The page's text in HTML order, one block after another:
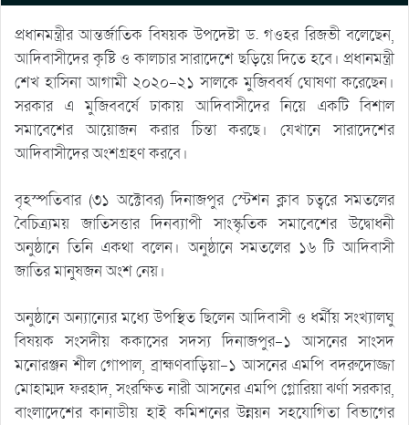
প্রধানমন্ত্রীর আন্তর্জাতিক বিষয়ক উপদেষ্টা ড. গওহর রিজভী বলেছেন,
আদিবাসীদের কৃষ্টি ও কালচার সারাদেশে ছড়িয়ে দিতে হবে। প্রধানমন্ত্রী
শেখ হাসিনা আগামী ২০২০-২১ সালকে মুজিববর্ষ ঘোষণা করেছেন।
সরকার এ মুজিববর্ষে ঢাকায় আদিবাসীদের নিয়ে একটি বিশাল
সমাবেশের আয়োজন করার চিন্তা করছে। যেখানে সারাদেশের
আদিবাসীদের অংশগ্রহণ করবে।
বৃহস্পতিবার (৩১ অক্টোবর) দিনাজপুর স্টেশন ক্লাব চত্বরে সমতলের
বৈচিত্র্যময় জাতিসত্তার দিনব্যাপী সাংস্কৃতিক সমাবেশের উদ্বোধনী
অনুষ্ঠানে তিনি একথা বলেন। অনুষ্ঠানে সমতলের ১৬ টি আদিবাসী
জাতির মানুষজন অংশ নেয়।
অনুষ্ঠানে অন্যান্যের মধ্যে উপস্থিত ছিলেন আদিবাসী ও ধর্মীয় সংখ্যালঘু
বিষয়ক সংসদীয় ককাসের সদস্য দিনাজপুর-১ আসনের সাংসদ
মনোরঞ্জন শীল গোপাল, ব্রাহ্মণবাড়িয়া-১ আসনের এমপি বদরুদোজ্জা
মোহাম্মদ ফরহাদ, সংরক্ষিত নারী আসনের এমপি গ্লোরিয়া ঝর্ণা সরকার,
বাংলাদেশের কানাডীয় হাই কমিশনের উন্নয়ন সহযোগিতা বিভাগের